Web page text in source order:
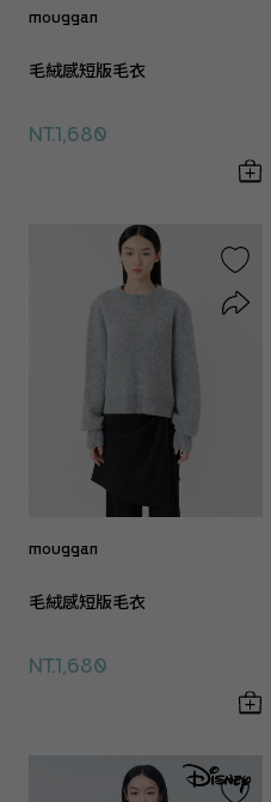
mouggan
毛絨感短版毛衣
NT.1,680
mouggan
毛絨感短版毛衣
NT.1,680